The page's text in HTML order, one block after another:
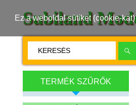
Ez a weboldal sütiket (cookie-
Subiland
TERMÉK SZŰRŐK